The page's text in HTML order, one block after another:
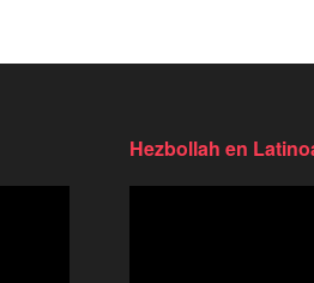
Hezbollah en